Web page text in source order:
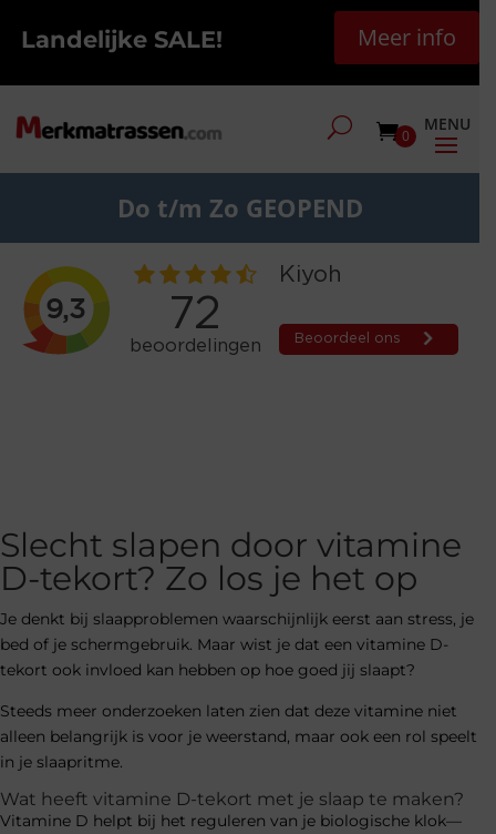
Landelijke SALE! Meer info
0
Do t/m Zo GEOPEND
Slecht slapen door vitamine
D-tekort? Zo los je het op
Je denkt bij slaapproblemen waarschijnlijk eerst aan stress, je
bed of je schermgebruik. Maar wist je dat een vitamine D-
tekort ook invloed kan hebben op hoe goed jij slaapt?
Steeds meer onderzoeken laten zien dat deze vitamine niet
alleen belangrijk is voor je weerstand, maar ook een rol speelt
in je slaapritme.
Wat heeft vitamine D-tekort met je slaap te maken?
Vitamine D helpt bij het reguleren van je biologische klok—